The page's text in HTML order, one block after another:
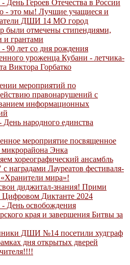
- День Героев Отечества в России
- это мы! Лучшие учащиеся и
ДШИ 14 МО город
были отмечены стипендиями,
и грантами
- 90 лет со дня рождения
уроженца Кубани - летчика-
Виктора Горбатко
мероприятий по
правонарушений с
информационных
День народного единства
мероприятие посвященное
Энка
хореографический ансамбль
наградами Лауреатов фестиваля-
«Хранители мира»!
диджитал-знания! Прими
Цифровом Диктанте 2024
- День освобождения
края и завершения Битвы за
ДШИ №14 посетили худграф
дня открытых дверей